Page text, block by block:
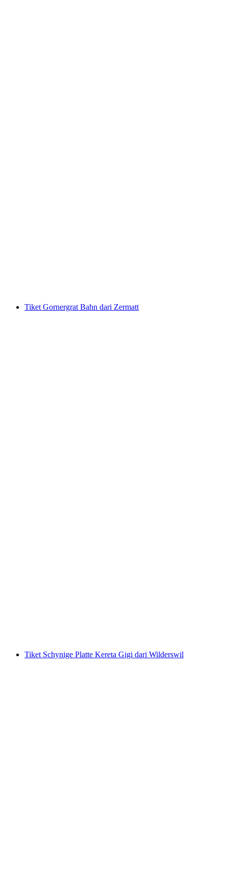
Tiket Gornergrat Bahn dari Zermatt
Tiket Schynige Platte Kereta Gigi dari Wilderswil